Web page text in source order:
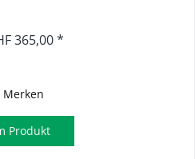
365,00 *
Merken
Produkt